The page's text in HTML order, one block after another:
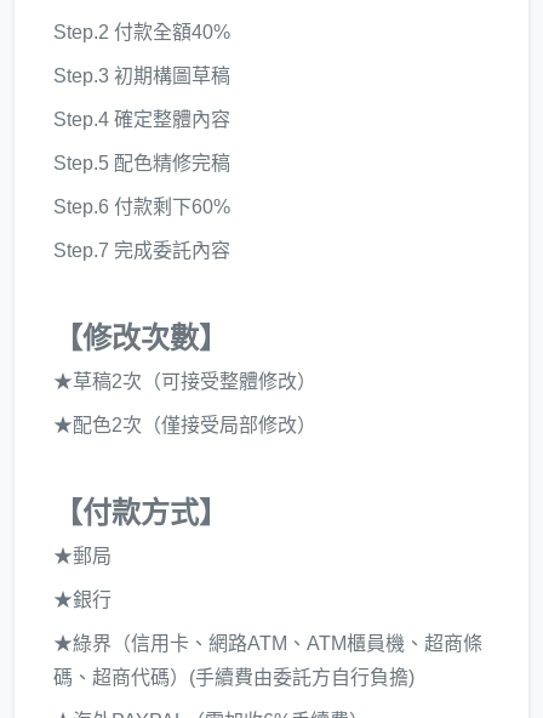
Step.2 付款全額40%
Step.3 初期構圖草稿
Step.4 確定整體內容
Step.5 配色精修完稿
Step.6 付款剩下60%
Step.7 完成委託內容
【修改次數】
★草稿2次（可接受整體修改）
★配色2次（僅接受局部修改）
【付款方式】
★郵局
★銀行
★綠界（信用卡、網路ATM、ATM櫃員機、超商條
碼、超商代碼）(手續費由委託方自行負擔)